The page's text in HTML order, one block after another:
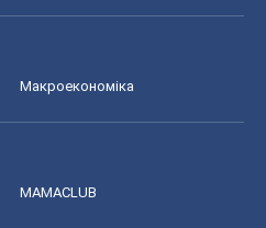
Макроекономіка
MAMACLUB